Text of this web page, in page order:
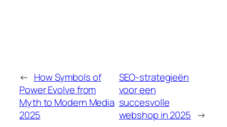
← How Symbols of
Power Evolve from
Myth to Modern Media
2025
SEO-strategieën
voor een
succesvolle
webshop in 2025 →